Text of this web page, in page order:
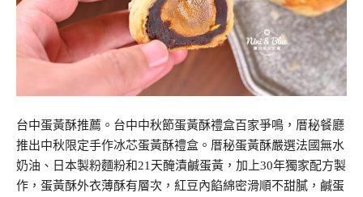
台中蛋黃酥推薦。台中中秋節蛋黃酥禮盒百家爭鳴，厝秘餐廳
推出中秋限定手作冰芯蛋黃酥禮盒。厝秘蛋黃酥嚴選法國無水
奶油、日本製粉麵粉和21天醃漬鹹蛋黃，加上30年獨家配方製
作，蛋黃酥外衣薄酥有層次，紅豆內餡綿密滑順不甜膩，鹹蛋